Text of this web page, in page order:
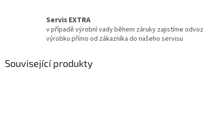
Servis EXTRA
v případě výrobní vady během záruky zajistíme odvoz
výrobku přímo od zákazníka do našeho servisu
Související produkty